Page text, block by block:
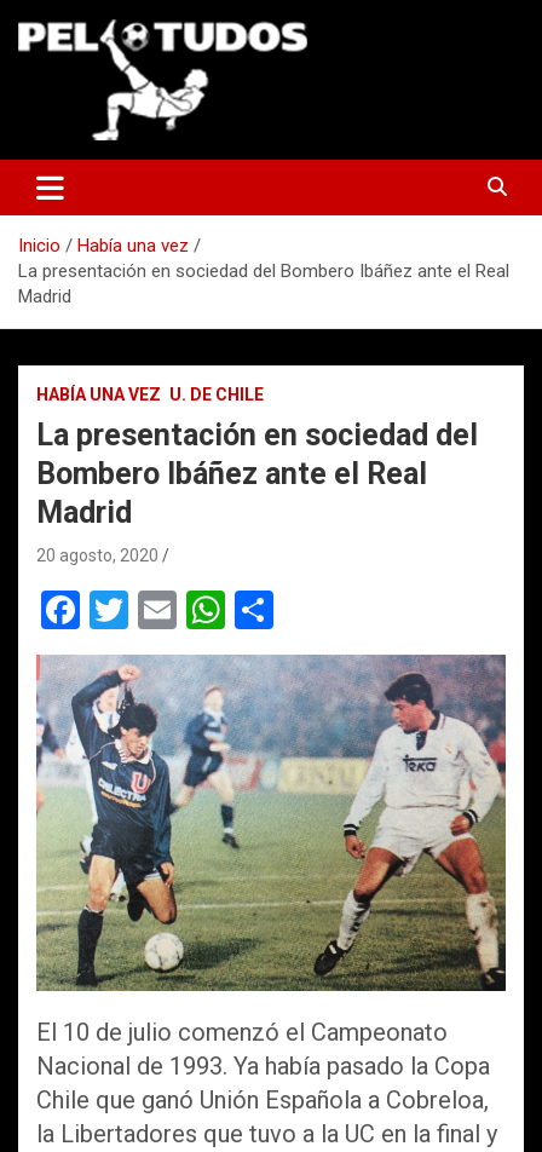
Inicio
Había una vez
La presentación en sociedad del Bombero Ibáñez ante el Real
Madrid
HABÍA UNA VEZ U. DE CHILE
La presentación en sociedad del
Bombero Ibáñez ante el Real
Madrid
20 agosto, 2020
F
a
ce
b
o
o
k
T
wi
tt
er
E
m
ail
W
h
at
s
A
p
p
o
m
p
ar
tir
El 10 de julio comenzó el Campeonato
Nacional de 1993. Ya había pasado la Copa
Chile que ganó Unión Española a Cobreloa,
la Libertadores que tuvo a la UC en la final y